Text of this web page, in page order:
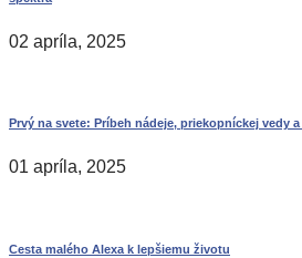
02 apríla, 2025
Prvý na svete: Príbeh nádeje, priekopníckej vedy
01 apríla, 2025
Cesta malého Alexa k lepšiemu životu